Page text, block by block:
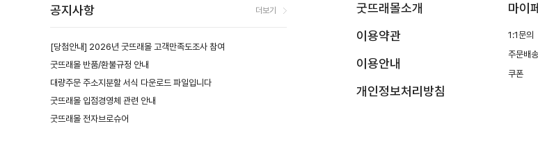
공지사항 더보기
[당첨안내] 2026년 굿뜨래몰 고객만족도조사 참여
굿뜨래몰 반품/환불규정 안내
대량주문 주소지분할 서식 다운로드 파일입니다
굿뜨래몰 입점경영체 관련 안내
굿뜨래몰 전자브로슈어
굿뜨래몰소개
이용약관
이용안내
개인정보처리방침
마이
1:1문의
주문배
쿠폰